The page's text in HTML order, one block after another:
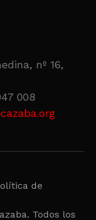
nº 16,
008
de
Todos los